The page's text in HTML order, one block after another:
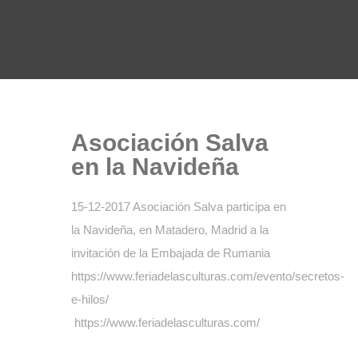
Asociación Salva
en la Navideña
15-12-2017 Asociación Salva participa en
la Navideña, en Matadero, Madrid a la
invitación de la Embajada de Rumania
https://www.feriadelasculturas.com/evento/secretos-
e-hilos/
https://www.feriadelasculturas.com/